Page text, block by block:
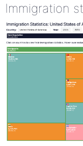
Immigration